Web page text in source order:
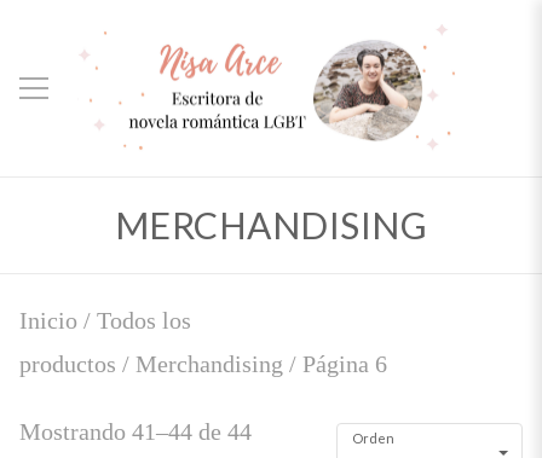
MERCHANDISING
Inicio / Todos los
productos / Merchandising / Página 6
Mostrando 41–44 de 44
Orden